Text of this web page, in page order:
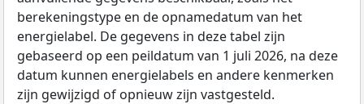
berekeningstype en de opnamedatum van het
energielabel. De gegevens in deze tabel zijn
gebaseerd op een peildatum van 1 juli 2026, na deze
datum kunnen energielabels en andere kenmerken
zijn gewijzigd of opnieuw zijn vastgesteld.